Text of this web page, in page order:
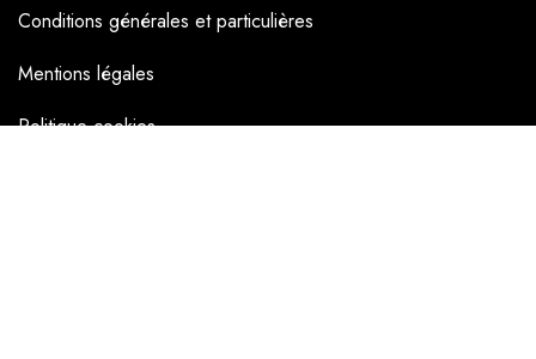
Conditions générales et particulières
Mentions légales
Politique cookies